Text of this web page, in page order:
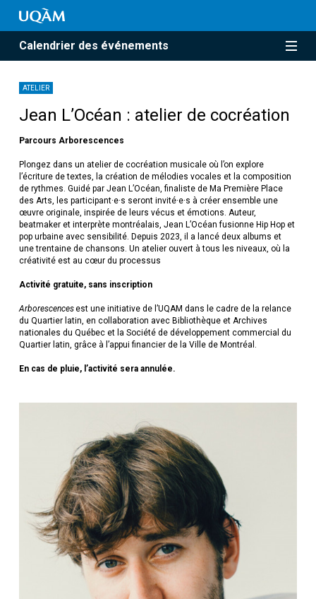
Calendrier des événements
ATELIER
Jean L’Océan : atelier de cocréation
Parcours Arborescences
Plongez dans un atelier de cocréation musicale où l’on explore
l’écriture de textes, la création de mélodies vocales et la composition
de rythmes. Guidé par Jean L’Océan, finaliste de Ma Première Place
des Arts, les participant·e·s seront invité·e·s à créer ensemble une
œuvre originale, inspirée de leurs vécus et émotions. Auteur,
beatmaker et interprète montréalais, Jean L’Océan fusionne Hip Hop et
pop urbaine avec sensibilité. Depuis 2023, il a lancé deux albums et
une trentaine de chansons. Un atelier ouvert à tous les niveaux, où la
créativité est au cœur du processus
Activité gratuite, sans inscription
Arborescencesest une initiative de l’UQAM dans le cadre de la relance
du Quartier latin, en collaboration avec Bibliothèque et Archives
nationales du Québec et la Société de développement commercial du
Quartier latin, grâce à l’appui financier de la Ville de Montréal.
En cas de pluie, l’activité sera annulée.